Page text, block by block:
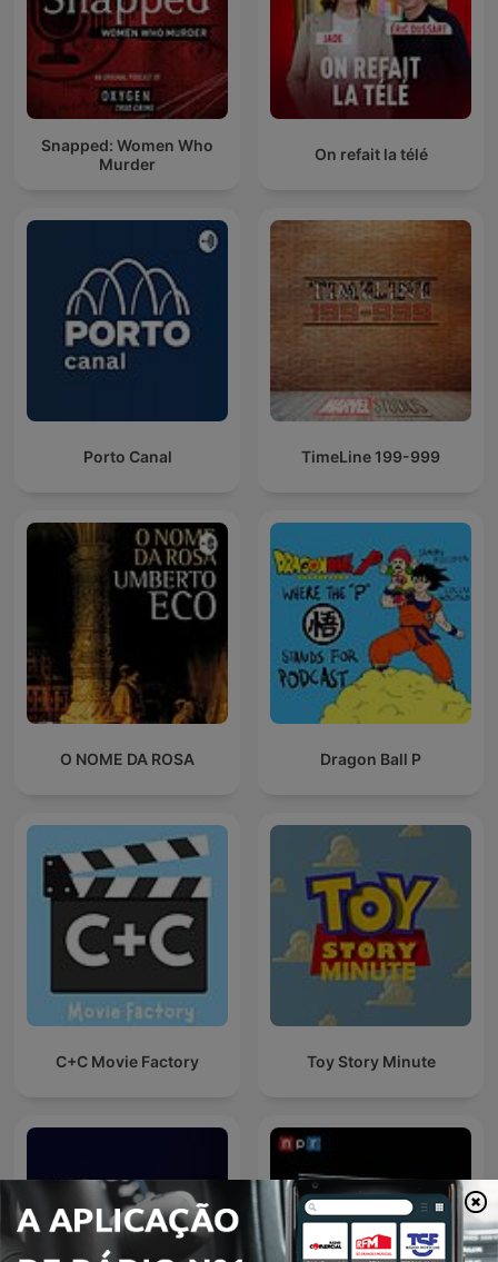
Snapped: Women Who
Murder
On refait la télé
Porto Canal TimeLine 199-999
O NOME DA ROSA Dragon Ball P
C+C Movie Factory Toy Story Minute